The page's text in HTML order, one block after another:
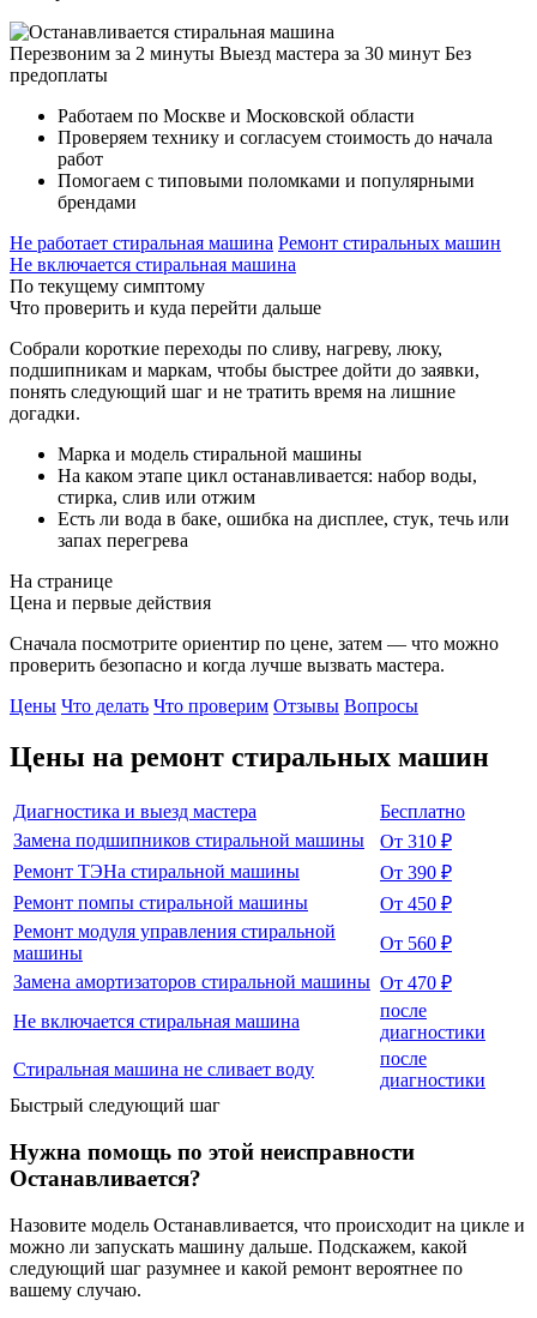
Перезвоним за 2 минуты Выезд мастера за 30 минут Без
предоплаты
Работаем по Москве и Московской области
Проверяем технику и согласуем стоимость до начала
работ
Помогаем с типовыми поломками и популярными
брендами
Не работает стиральная машина Ремонт стиральных машин
Не включается стиральная машина
По текущему симптому
Что проверить и куда перейти дальше
Собрали короткие переходы по сливу, нагреву, люку,
подшипникам и маркам, чтобы быстрее дойти до заявки,
понять следующий шаг и не тратить время на лишние
догадки.
Марка и модель стиральной машины
На каком этапе цикл останавливается: набор воды,
стирка, слив или отжим
Есть ли вода в баке, ошибка на дисплее, стук, течь или
запах перегрева
На странице
Цена и первые действия
Сначала посмотрите ориентир по цене, затем — что можно
проверить безопасно и когда лучше вызвать мастера.
Цены Что делать Что проверим Отзывы Вопросы
Цены на ремонт стиральных машин
Диагностика и выезд мастера
Бесплатно
Замена подшипников стиральной машины
От 310 ₽
Ремонт ТЭНа стиральной машины
От 390 ₽
Ремонт помпы стиральной машины
От 450 ₽
Ремонт модуля управления стиральной
машины
От 560 ₽
Замена амортизаторов стиральной машины От 470 ₽
Не включается стиральная машина
после
диагностики
Стиральная машина не сливает воду
после
диагностики
Быстрый следующий шаг
Нужна помощь по этой неисправности
Останавливается?
Назовите модель Останавливается, что происходит на цикле и
можно ли запускать машину дальше. Подскажем, какой
следующий шаг разумнее и какой ремонт вероятнее по
вашему случаю.